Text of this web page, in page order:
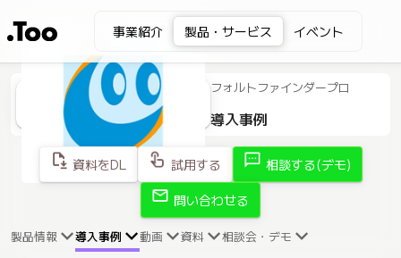
事業紹介 製品・サービス イベント
フォルトファインダープロ
導入事例
file_save 資料をDL touch_app 試用する sms 相談する(デモ)
mail 問い合わせる
製品情報 導入事例 動画 資料 相談会・デモ